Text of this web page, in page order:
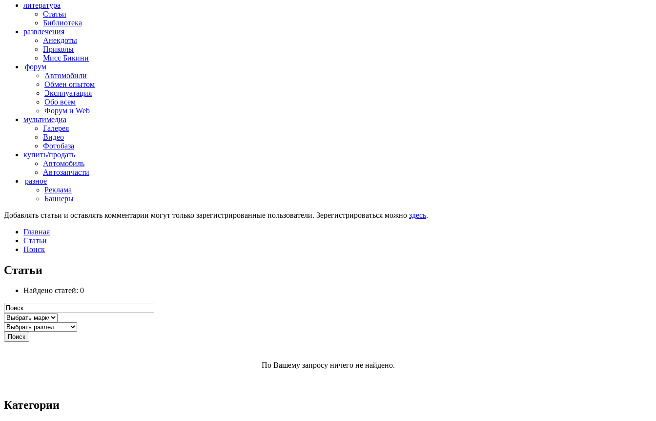
литература
Статьи
Библиотека
развлечения
Анекдоты
Приколы
Мисс Бикини
форум
Автомобили
Обмен опытом
Эксплуатация
Обо всем
Форум и Web
мультимедиа
Галерея
Видео
Фотобаза
купить/продать
Автомобиль
Автозапчасти
разное
Реклама
Баннеры
Добавлять статьи и оставлять комментарии могут только зарегистрированные пользователи. Зерегистрироваться можно здесь.
Главная
Статьи
Поиск
Статьи
Найдено статей: 0
По Вашему запросу ничего не найдено.
Категории